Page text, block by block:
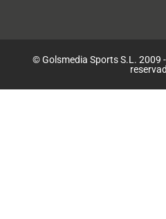
© Golsmedia Sports S.L. 2009